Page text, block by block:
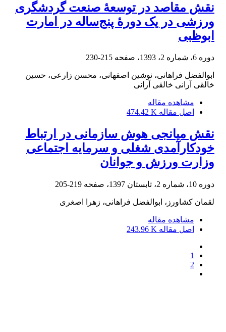
نقش مقاصد در توسعۀ صنعت گردشگری
ورزشی در یک دورۀ پنج‌ساله در امارت
ابوظبی
دوره 6، شماره 2، 1393، صفحه 215-230
ابوالفضل فراهانی، نوشین اصفهانی، محسن زارعی، حسین
خالقی آرانی خالقی آرانی
مشاهده مقاله
اصل مقاله 474.42 K
نقش میانجی هوش سازمانی در ارتباط
خودکارآمدی شغلی و سرمایه اجتماعی
وزارت ورزش و جوانان
دوره 10، شماره 2، تابستان 1397، صفحه 219-205
لقمان کشاورز، ابوالفضل فراهانی، زهرا اصغری
مشاهده مقاله
اصل مقاله 243.96 K
1
2